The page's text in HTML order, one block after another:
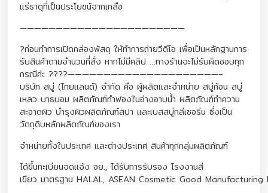
แร่ธาตุที่เป็นประโยชน์จากเกลือ
———————————————————————
?ก่อนทำการเปิดกล่องพัสดุ ให้ทำการถ่ายวีดีโอ เพื่อเป็นหลักฐานการ
รับสินค้าตามจำนวนที่สั่ง หากไม่มีคลิป …ทางร้านจะไม่รับผิดชอบทุก
กรณีค่ะ ????—————————————————————–
บริษัท สบู่ (ไทยแลนด์) จำกัด คือ ผู้ผลิตและจำหน่าย สบู่ก้อน สบู่
เหลว บาธบอม ผลิตภัณฑ์ทำฟองในอ่างอาบน้ำ ผลิตภัณฑ์ทำความ
สะอาดผิว บำรุงผิวผลิตภัณฑ์สปา และเบสสบู่กลีเซอรีน ซึ่งเป็น
วัตถุดิบหลักผลิตภัณฑ์ของเรา
จำหน่ายทั้งในประเทศ และต่างประเทศ สินค้าทุกกลุ่มผลิตภัณฑ์
ได้ขึ้นทะเบียนจดแจ้ง อย., ได้รับการรับรอง โรงงานสี
เขียว มาตรฐาน HALAL, ASEAN Cosmetic Good